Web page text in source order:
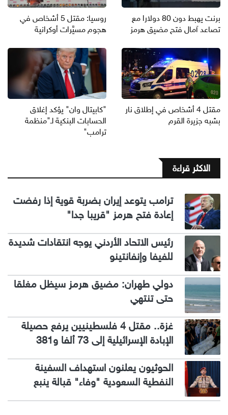
برنت يهبط دون 80 دولارا مع
تصاعد آمال فتح مضيق هرمز
روسيا: مقتل 5 أشخاص في
هجوم مسيَّرات أوكرانية
مقتل 4 أشخاص في إطلاق نار
بشبه جزيرة القرم
"كابيتال وان" يؤكد إغلاق
الحسابات البنكية لـ"منظمة
ترامب"
الاكثر قراءة
ترامب يتوعد إيران بضربة قوية إذا رفضت
إعادة فتح هرمز "قريبا جدا"
رئيس الاتحاد الأردني يوجه انتقادات شديدة
للفيفا وإنفانتينو
دولي طهران: مضيق هرمز سيظل مغلقا
حتى تنتهي
غزة.. مقتل 4 فلسطينيين يرفع حصيلة
الإبادة الإسرائيلية إلى 73 ألفا و381
الحوثيون يعلنون استهداف السفينة
النفطية السعودية "وفاء" قبالة ينبع